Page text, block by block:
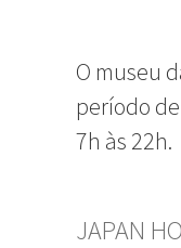
O museu
período
7h às 22h.
JAPAN